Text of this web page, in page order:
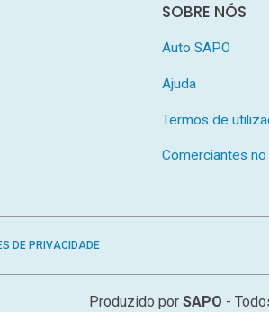
SOBRE NÓS
Auto SAPO
Ajuda
Termos de
Comerciantes no
DE PRIVACIDADE
Produzido porSAPO -